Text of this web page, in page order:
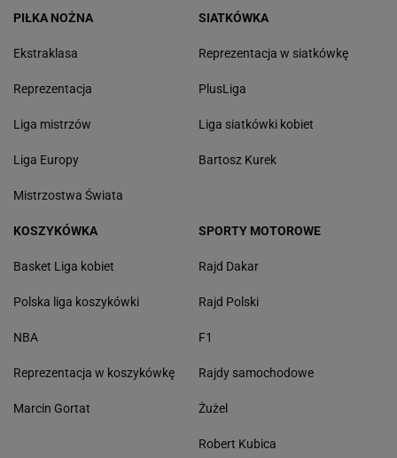
PIŁKA NOŻNA
Ekstraklasa
Reprezentacja
Liga mistrzów
Liga Europy
Mistrzostwa Świata
SIATKÓWKA
Reprezentacja w siatkówkę
PlusLiga
Liga siatkówki kobiet
Bartosz Kurek
KOSZYKÓWKA
Basket Liga kobiet
Polska liga koszykówki
NBA
Reprezentacja w koszykówkę
Marcin Gortat
SPORTY MOTOROWE
Rajd Dakar
Rajd Polski
F1
Rajdy samochodowe
Żużel
Robert Kubica